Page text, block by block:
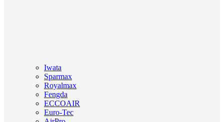
Iwata
Sparmax
Royalmax
Fengda
ECCOAIR
Euro-Tec